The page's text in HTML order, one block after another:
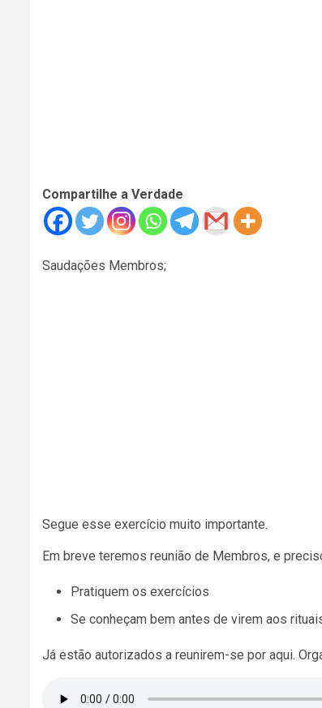
Compartilhe a Verdade
Saudações Membros;
Segue esse exercício muito importante.
Em breve teremos reunião de Membros, e
Pratiquem os exercícios
Se conheçam bem antes de virem aos
Já estão autorizados a reunirem-se por aqui.